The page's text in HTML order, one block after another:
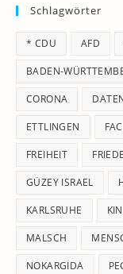
Schlagwörter
* CDU AFD
BADEN-
CORONA
ETTLINGEN
FREIHEIT
GÜZEY ISRAEL
KARLSRUHE
MALSCH
NOKARGIDA